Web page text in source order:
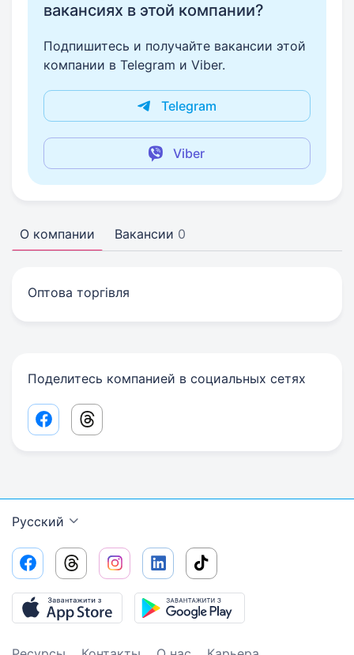
вакансиях в этой компании?
Подпишитесь и получайте вакансии этой
компании в Telegram и Viber.
Telegram
Viber
О компании Вакансии 0
Оптова торгівля
Поделитесь компанией в социальных сетях
Facebook share link
Threads share link
Русский